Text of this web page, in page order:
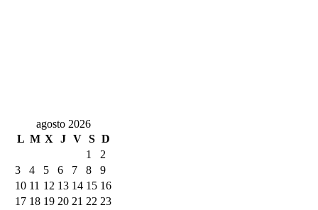
agosto 2026
L M X J V S D
1
2
3
4 5 6 7 8
9
10 11 12 13 14 15 16
17 18 19 20 21 22 23